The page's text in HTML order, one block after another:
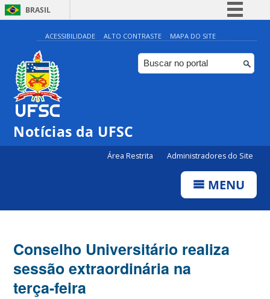
BRASIL
Simplifique!
Comunica BR
Participe
ACESSIBILIDADE ALTO CONTRASTE MAPA DO SITE
Notícias da UFSC
Área Restrita Administradores do Site
MENU
Conselho Universitário realiza
sessão extraordinária na
terça-feira